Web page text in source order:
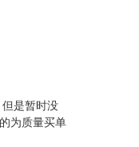
是暂时没
为质量买单